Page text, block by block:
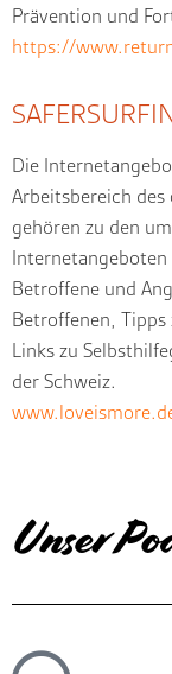
Prävention und
https://
Die
Arbeitsbereich
gehören zu den
Betroffene und
Betroffenen,
Links zu
der Schweiz.
Unser